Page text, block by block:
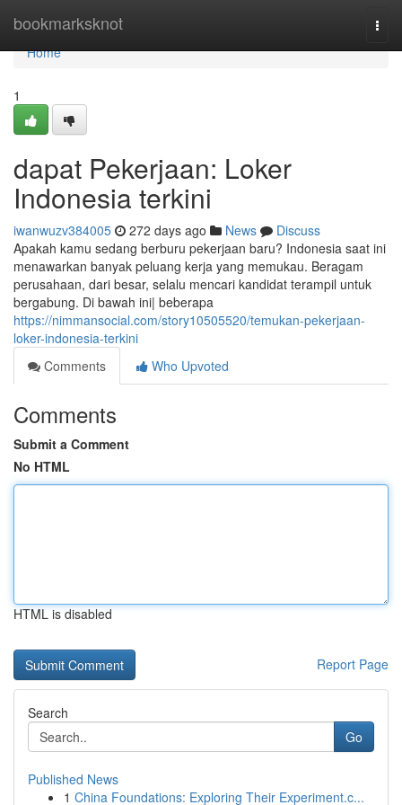
bookmarksknot
Home
Home
1
dapat Pekerjaan: Loker
Indonesia terkini
iwanwuzv384005 272 days ago News
Discuss
Apakah kamu sedang berburu pekerjaan baru? Indonesia saat ini
menawarkan banyak peluang kerja yang memukau. Beragam
perusahaan, dari besar, selalu mencari kandidat terampil untuk
bergabung. Di bawah ini| beberapa
https://nimmansocial.com/story10505520/temukan-pekerjaan-
loker-indonesia-terkini
Comments
Who Upvoted
Comments
Submit a Comment
No HTML
HTML is disabled
Report Page
Search
Go
Published News
1 China Foundations: Exploring Their Experiment.c...